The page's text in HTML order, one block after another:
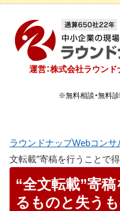
運営：株式会社ラウンド
※無料相談・無料
ラウンドナップWebコンサ
文転載”寄稿を行うことで
“全文転載”寄
るものと失う